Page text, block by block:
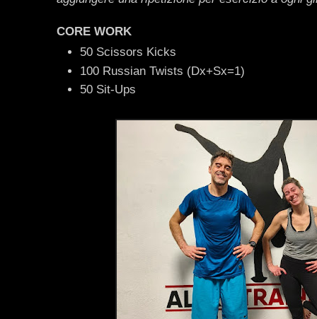
CORE WORK
50 Scissors Kicks
100 Russian Twists (Dx+Sx=1)
50 Sit-Ups